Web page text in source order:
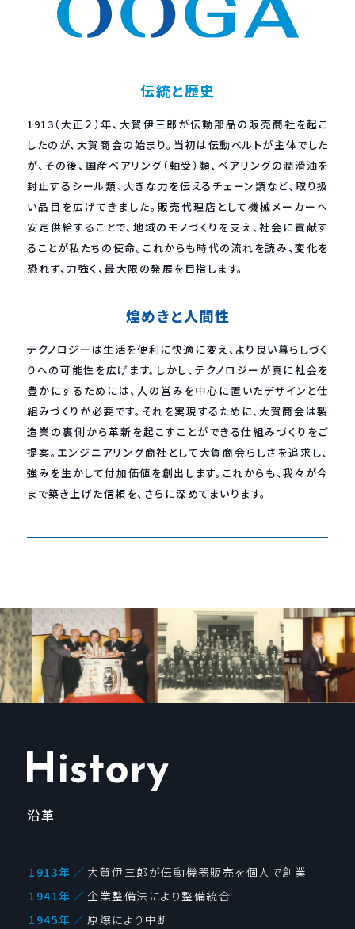
伝統と歴史
1913（大正２）年、大賀伊三郎が伝動部品の販売商社を起こ
したのが、大賀商会の始まり。当初は伝動ベルトが主体でした
が、その後、国産ベアリング（軸受）類、ベアリングの潤滑油を
封止するシール類、大きな力を伝えるチェーン類など、取り扱
い品目を広げてきました。販売代理店として機械メーカーへ
安定供給することで、地域のモノづくりを支え、社会に貢献す
ることが私たちの使命。これからも時代の流れを読み、変化を
恐れず、力強く、最大限の発展を目指します。
煌めきと人間性
テクノロジーは生活を便利に快適に変え、より良い暮らしづく
りへの可能性を広げます。しかし、テクノロジーが真に社会を
豊かにするためには、人の営みを中心に置いたデザインと仕
組みづくりが必要です。それを実現するために、大賀商会は製
造業の裏側から革新を起こすことができる仕組みづくりをご
提案。エンジニアリング商社として大賀商会らしさを追求し、
強みを生かして付加価値を創出します。これからも、我々が今
まで築き上げた信頼を、さらに深めてまいります。
沿革
1913年 ／ 大賀伊三郎が伝動機器販売を個人で創業
1941年 ／ 企業整備法により整備統合
1945年 ／ 原爆により中断